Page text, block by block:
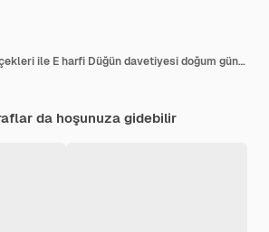
Suluboya kır çiçekleri ile E harfi Düğün davetiyesi doğum günü tebrik kartı ve diğer tasarımlar için mükemmel bir şekilde izole edilmiş botanik buket monogram baş harfleri ile çiçek alfabesi seti
da hoşunuza gidebilir